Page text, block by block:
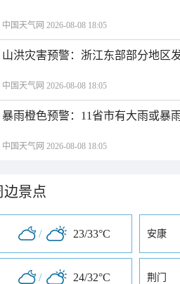
中国天气网 2026-08-08 18:05
山洪灾害预警：浙江东部部分地区
中国天气网 2026-08-08 18:05
暴雨橙色预警：11省市有大雨或暴
中国天气网 2026-08-08 18:05
边景点
/ 23/33°C 安康
/ 24/32°C 荆门